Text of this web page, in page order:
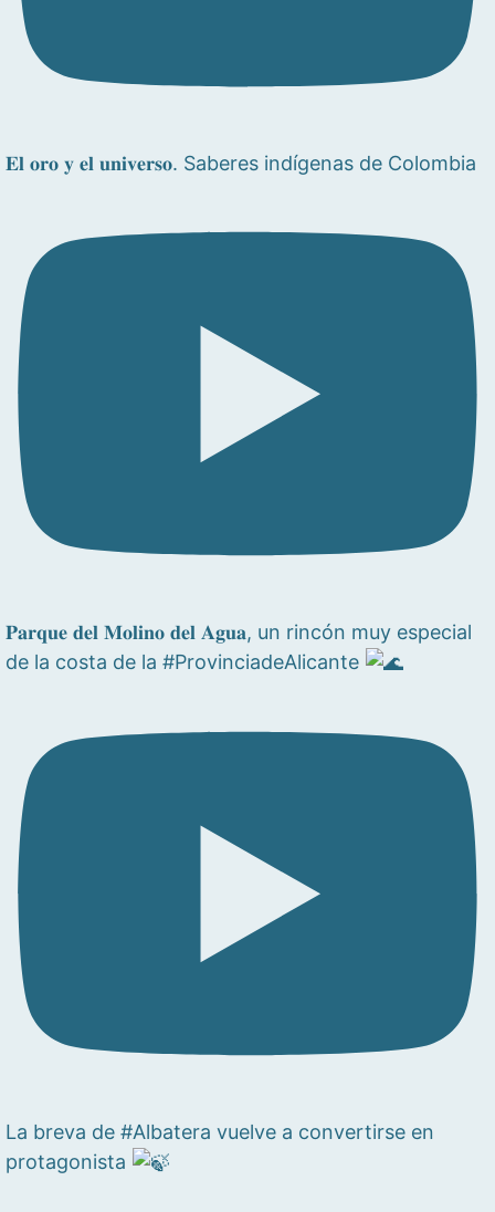
𝐄𝐥 𝐨𝐫𝐨 𝐲 𝐞𝐥 𝐮𝐧𝐢𝐯𝐞𝐫𝐬𝐨. Saberes indígenas de Colombia
𝐏𝐚𝐫𝐪𝐮𝐞 𝐝𝐞𝐥 𝐌𝐨𝐥𝐢𝐧𝐨 𝐝𝐞𝐥 𝐀𝐠𝐮𝐚, un rincón muy especial
de la costa de la #ProvinciadeAlicante
La breva de #Albatera vuelve a convertirse en
protagonista